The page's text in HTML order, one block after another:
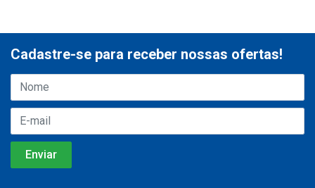
Cadastre-se para receber nossas ofertas!